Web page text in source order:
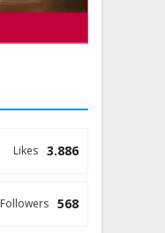
3.886
Likes
568
Followers